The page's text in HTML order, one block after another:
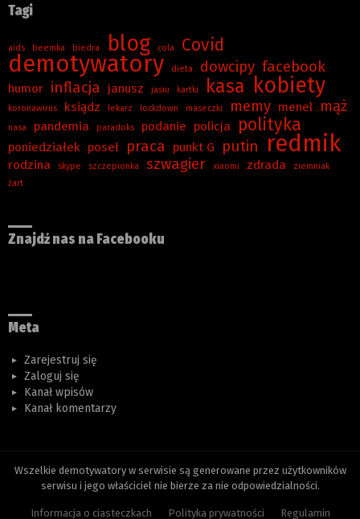
Tagi
aids beemka biedra blog cola Covid
demotywatory dieta dowcipy facebook
humor inflacja janusz jasiu kartki kasa kobiety
koronawirus ksiądz lekarz lockdown maseczki memy menel mąż
nasa pandemia paradoks podanie policja polityka
poniedziałek poseł praca punkt G putin redmik
rodzina skype szczepionka szwagier xiaomi zdrada
ziemniak
żart
Znajdź nas na Facebooku
Meta
Zarejestruj się
Zaloguj się
Kanał wpisów
Kanał komentarzy
Wszelkie demotywatory w serwisie są generowane przez użytkowników
serwisu i jego właściciel nie bierze za nie odpowiedzialności.
Informacja o ciasteczkach Polityka prywatności Regulamin